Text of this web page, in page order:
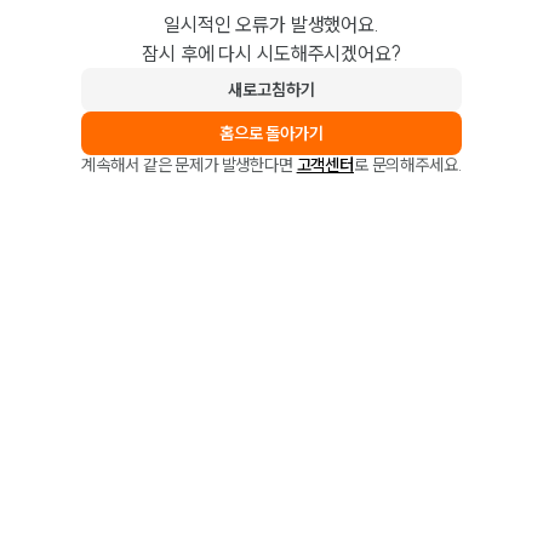
일시적인 오류가 발생했어요.
잠시 후에 다시 시도해주시겠어요?
새로고침하기
홈으로 돌아가기
계속해서 같은 문제가 발생한다면 고객센터로 문의해주세요.